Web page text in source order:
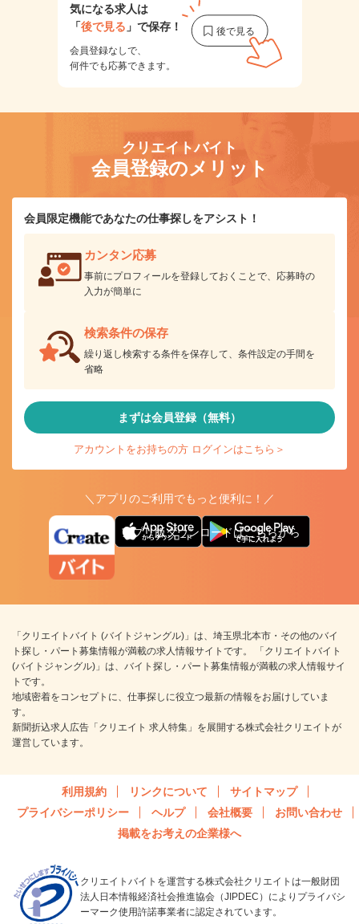
気になる求人は
「後で見る 」で保存！
会員登録なしで、
何件でも応募できます。
クリエイトバイト
会員登録のメリット
会員限定機能であなたの仕事探しをアシスト！
カンタン応募
事前にプロフィールを登録しておくことで、応募時の
入力が簡単に
検索条件の保存
繰り返し検索する条件を保存して、条件設定の手間を
省略
まずは会員登録（無料）
アカウントをお持ちの方 ログインはこちら＞
＼アプリのご利用でもっと便利に！／
アプリ版ダウンロードはこちらから
「クリエイトバイト (バイトジャングル)」は、埼玉県北本市・その他のバイ
ト探し・パート募集情報が満載の求人情報サイトです。 「クリエイトバイト
(バイトジャングル)」は、バイト探し・パート募集情報が満載の求人情報サイ
トです。
地域密着をコンセプトに、仕事探しに役立つ最新の情報をお届けしていま
す。
新聞折込求人広告「クリエイト 求人特集」を展開する株式会社クリエイトが
運営しています。
利用規約 リンクについて
サイトマップ
プライバシーポリシー
ヘルプ 会社概要
お問い合わせ
掲載をお考えの企業様へ
クリエイトバイトを運営する株式会社クリエイトは一般財団
法人日本情報経済社会推進協会（JIPDEC）によりプライバシ
ーマーク使用許諾事業者に認定されています。